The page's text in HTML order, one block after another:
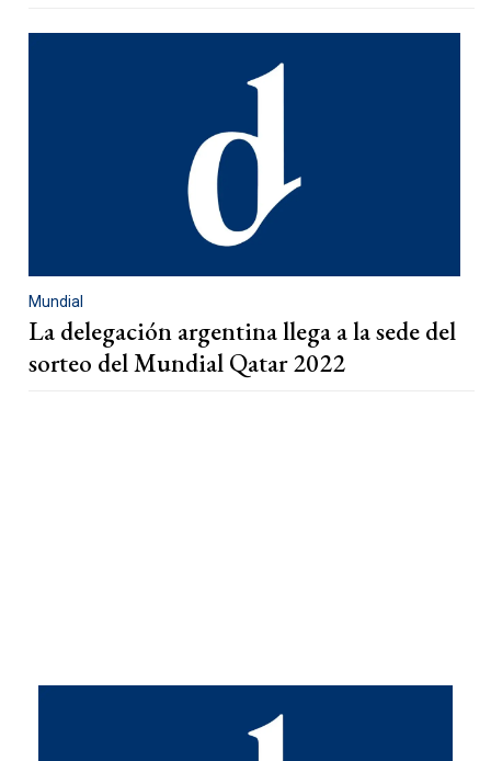
Mundial
La delegación argentina llega a la sede del
sorteo del Mundial Qatar 2022